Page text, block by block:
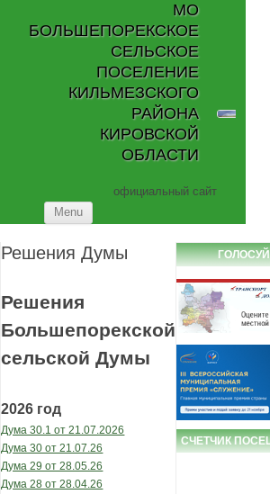
МО
БОЛЬШЕПОРЕКСКОЕ
СЕЛЬСКОЕ
ПОСЕЛЕНИЕ
КИЛЬМЕЗСКОГО
РАЙОНА
КИРОВСКОЙ
ОБЛАСТИ
официальный сайт
Menu
Решения Думы
Решения
Большепорекской
сельской Думы
2026 год
Дума 30.1 от 21.07.2026
Дума 30 от 21.07.26
Дума 29 от 28.05.26
Дума 28 от 28.04.26
ГОЛОСУЙ
СЧЕТЧИК